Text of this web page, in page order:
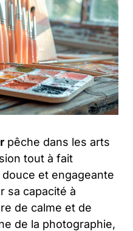
pêche dans les arts
tout à fait
douce et engageante
sa capacité à
de calme et de
de la photographie,